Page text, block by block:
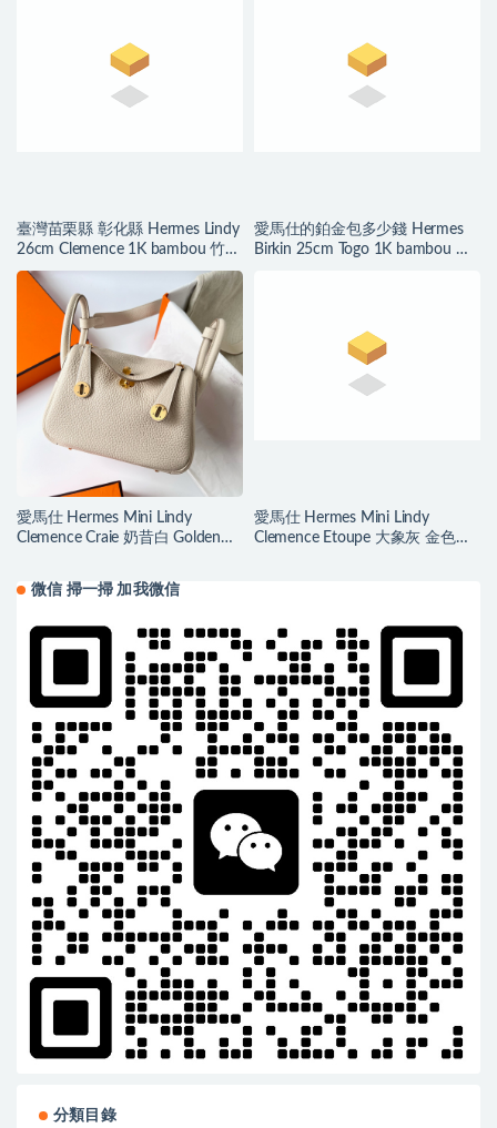
臺灣苗栗縣 彰化縣 Hermes Lindy
26cm Clemence 1K bambou 竹子
綠
愛馬仕的鉑金包多少錢 Hermes
Birkin 25cm Togo 1K bambou 竹
愛馬仕 Hermes Mini Lindy
Clemence Craie 奶昔白 Golden
愛馬仕 Hermes Mini Lindy
Clemence Etoupe 大象灰 金色五
微信 掃一掃 加我微信
分類目錄